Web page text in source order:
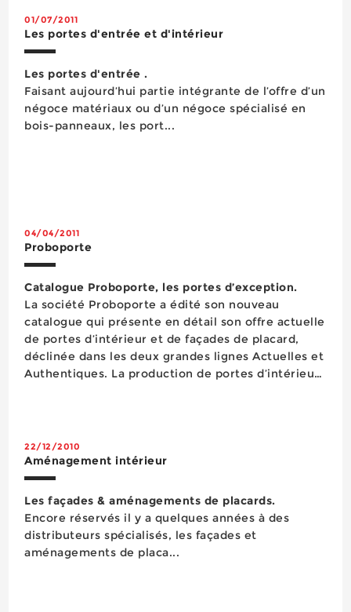
01/07/2011
Les portes d'entrée et d'intérieur
Les portes d'entrée .
Faisant aujourd’hui partie intégrante de l’offre d’un
négoce matériaux ou d’un négoce spécialisé en
bois-panneaux, les port...
04/04/2011
Proboporte
Catalogue Proboporte, les portes d’exception.
La société Proboporte a édité son nouveau
catalogue qui présente en détail son offre actuelle
de portes d’intérieur et de façades de placard,
déclinée dans les deux grandes lignes Actuelles et
Authentiques. La production de portes d’intérieur
22/12/2010
Aménagement intérieur
Les façades & aménagements de placards.
Encore réservés il y a quelques années à des
distributeurs spécialisés, les façades et
aménagements de placa...